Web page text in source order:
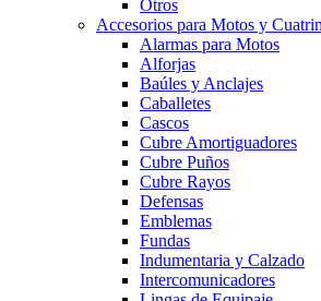
Otros
Accesorios para Motos y
Alarmas para Motos
Alforjas
Baúles y Anclajes
Caballetes
Cascos
Cubre Amortiguadores
Cubre Puños
Cubre Rayos
Defensas
Emblemas
Fundas
Indumentaria y Calzado
Intercomunicadores